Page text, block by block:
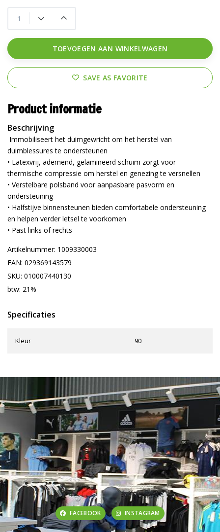
TOEVOEGEN AAN WINKELWAGEN
SAVE AS FAVORITE
Product informatie
Beschrijving
Immobiliseert het duimgewricht om het herstel van
duimblessures te ondersteunen
• Latexvrij, ademend, gelamineerd schuim zorgt voor
thermische compressie om herstel en genezing te versnellen
• Verstelbare polsband voor aanpasbare pasvorm en
ondersteuning
• Halfstijve binnensteunen bieden comfortabele ondersteuning
en helpen verder letsel te voorkomen
• Past links of rechts
Artikelnummer: 1009330003
EAN: 029369143579
SKU: 010007440130
btw: 21%
Specificaties
Kleur 90
FACEBOOK INSTAGRAM